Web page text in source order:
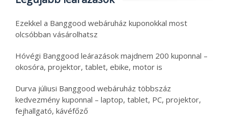
Ezekkel a Banggood webáruház kuponokkal most
olcsóbban vásárolhatsz
Hóvégi Banggood leárazások majdnem 200 kuponnal –
okosóra, projektor, tablet, ebike, motor is
Durva júliusi Banggood webáruház többszáz
kedvezmény kuponnal – laptop, tablet, PC, projektor,
fejhallgató, kávéfőző